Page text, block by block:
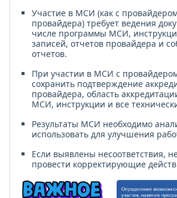
Участие в МСИ (как с
провайдера) требует ведения
числе программы МСИ,
записей, отчетов провайдера и
отчетов.
При участии в МСИ с
сохранить подтверждение
провайдера, область
МСИ, инструкции и все
Результаты МСИ необходимо
использовать для улучшения
Если выявлены несоответствия,
провести корректирующие